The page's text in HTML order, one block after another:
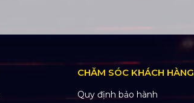
CHĂM SÓC KHÁCH HÀNG
Quy định bảo hành